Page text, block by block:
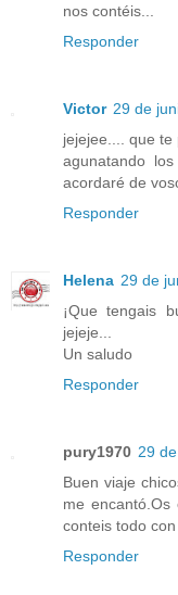
nos contéis...
Responder
Victor 29 de
jejejee.... que
agunatando
acordaré de
Responder
Helena 29 de
¡Que tengais
jejeje...
Un saludo
Responder
pury1970 29
Buen viaje
me
conteis todo
Responder